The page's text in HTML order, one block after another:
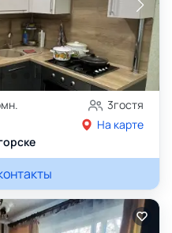
3гостя
На карте